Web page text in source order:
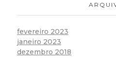
fevereiro 2023
janeiro 2023
dezembro 2018